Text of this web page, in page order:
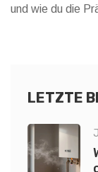
und wie du die
LETZTE